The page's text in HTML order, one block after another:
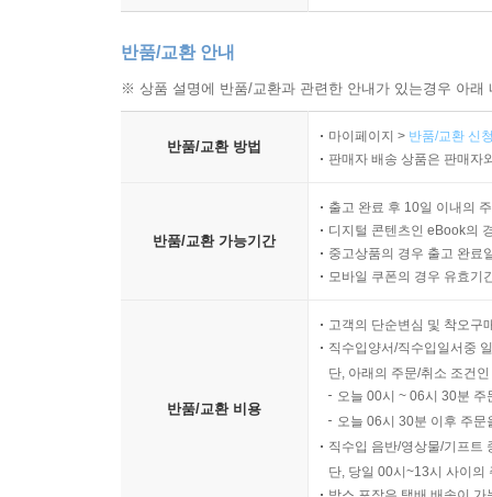
반품/교환 안내
※ 상품 설명에 반품/교환과 관련한 안내가 있는경우 아
반품/교환 방법
마이페이지 > 반품/교환 신
판매자 배송 상품은 판매자
반품/교환 가능기간
출고 완료 후 10일 이내의
디지털 콘텐츠인 eBook의
중고상품의 경우 출고 완료
모바일 쿠폰의 경우 유효기
반품/교환 비용
고객의 단순변심 및 착오구
직수입양서/직수입일서중
단, 아래의 주문/취소 조건
오늘 00시 ~ 06시 30분
오늘 06시 30분 이후 주
직수입 음반/영상물/기프트
단, 당일 00시~13시 사이의